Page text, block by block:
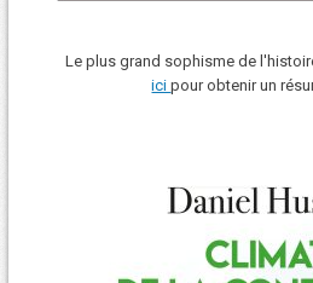
Le plus grand sophisme de
icipour obtenir un